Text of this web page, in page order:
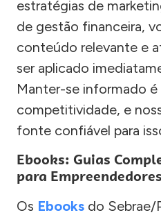
estratégias de
de gestão financeira,
conteúdo relevante e
ser aplicado
Manter-se informado é
competitividade, e
fonte confiável para
Ebooks: Guias
para Empreendedores
Os Ebooks do Sebrae/